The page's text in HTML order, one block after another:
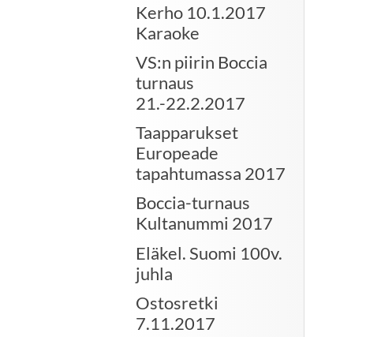
Kerho 10.1.2017
Karaoke
VS:n piirin Boccia
turnaus
21.-22.2.2017
Taapparukset
Europeade
tapahtumassa 2017
Boccia-turnaus
Kultanummi 2017
Eläkel. Suomi 100v.
juhla
Ostosretki
7.11.2017